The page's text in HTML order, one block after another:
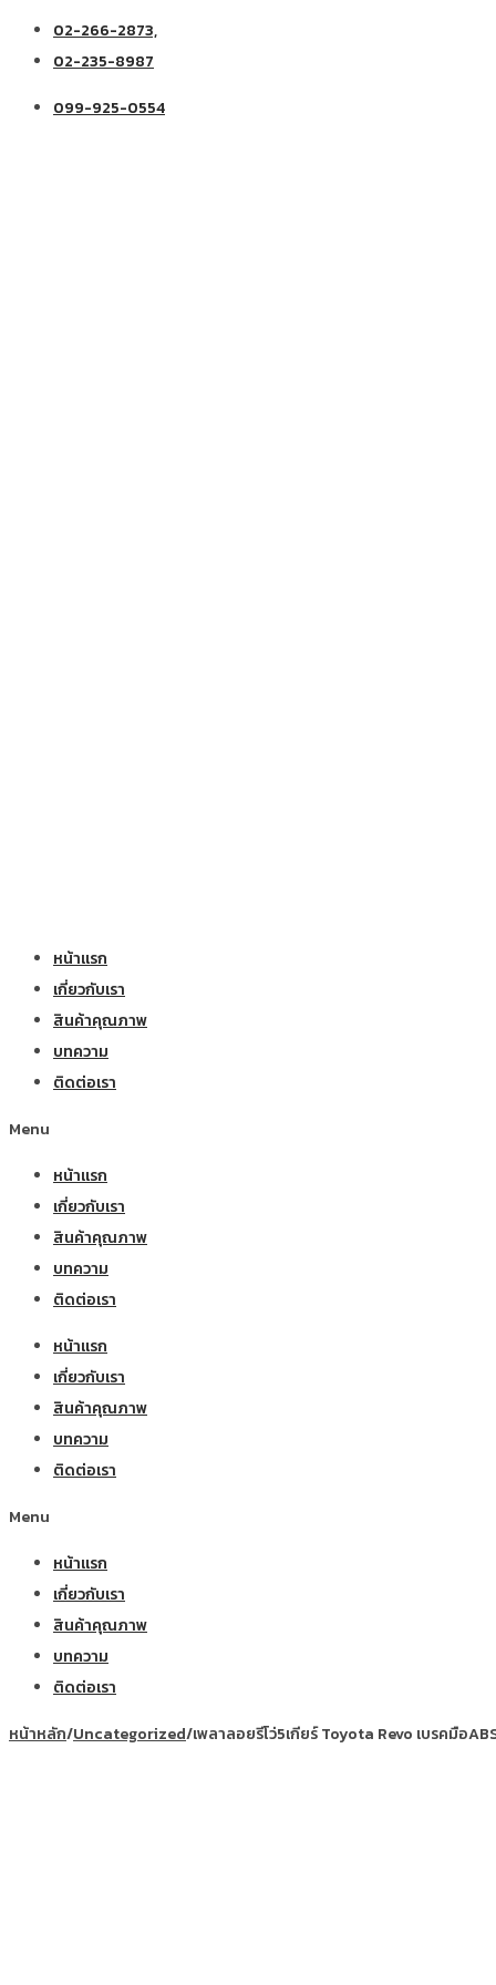
02-266-2873,
02-235-8987
099-925-0554
หน้าแรก
เกี่ยวกับเรา
สินค้าคุณภาพ
บทความ
ติดต่อเรา
Menu
หน้าแรก
เกี่ยวกับเรา
สินค้าคุณภาพ
บทความ
ติดต่อเรา
หน้าแรก
เกี่ยวกับเรา
สินค้าคุณภาพ
บทความ
ติดต่อเรา
Menu
หน้าแรก
เกี่ยวกับเรา
สินค้าคุณภาพ
บทความ
ติดต่อเรา
หน้าหลัก/Uncategorized/เพลาลอยรีโว่5เกียร์ Toyota Revo เบรคมือ